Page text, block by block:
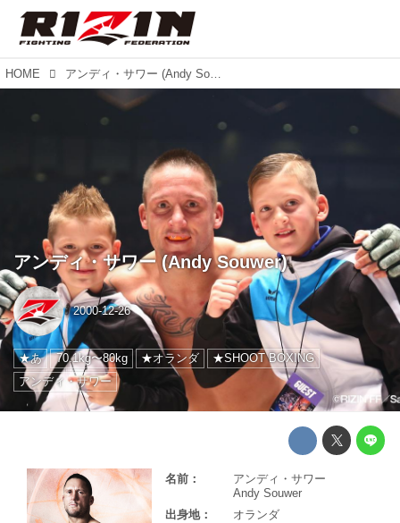
HOME アンディ・サワー (Andy Souwer)
アンディ・サワー (Andy Souwer)
2000-12-26
★あ 70.1kg〜80kg ★オランダ
★SHOOT BOXING
アンディ・サワー
名前：
アンディ・サワー
Andy Souwer
出身地：
オランダ